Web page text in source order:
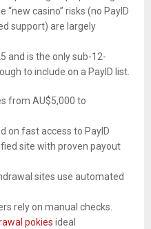
casino” risks (no PayID
support) are largely
and is the only sub-12-
to include on a PayID list.
from AU$5,000 to
on fast access to PayID
site with proven payout
sites use automated
rely on manual checks.
pokies ideal